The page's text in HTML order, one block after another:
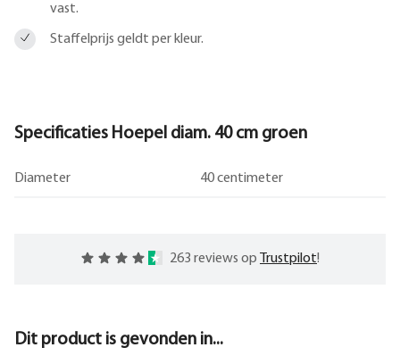
vast.
Staffelprijs geldt per kleur.
Specificaties Hoepel diam. 40 cm groen
Diameter 40 centimeter
263 reviews op Trustpilot!
Dit product is gevonden in...